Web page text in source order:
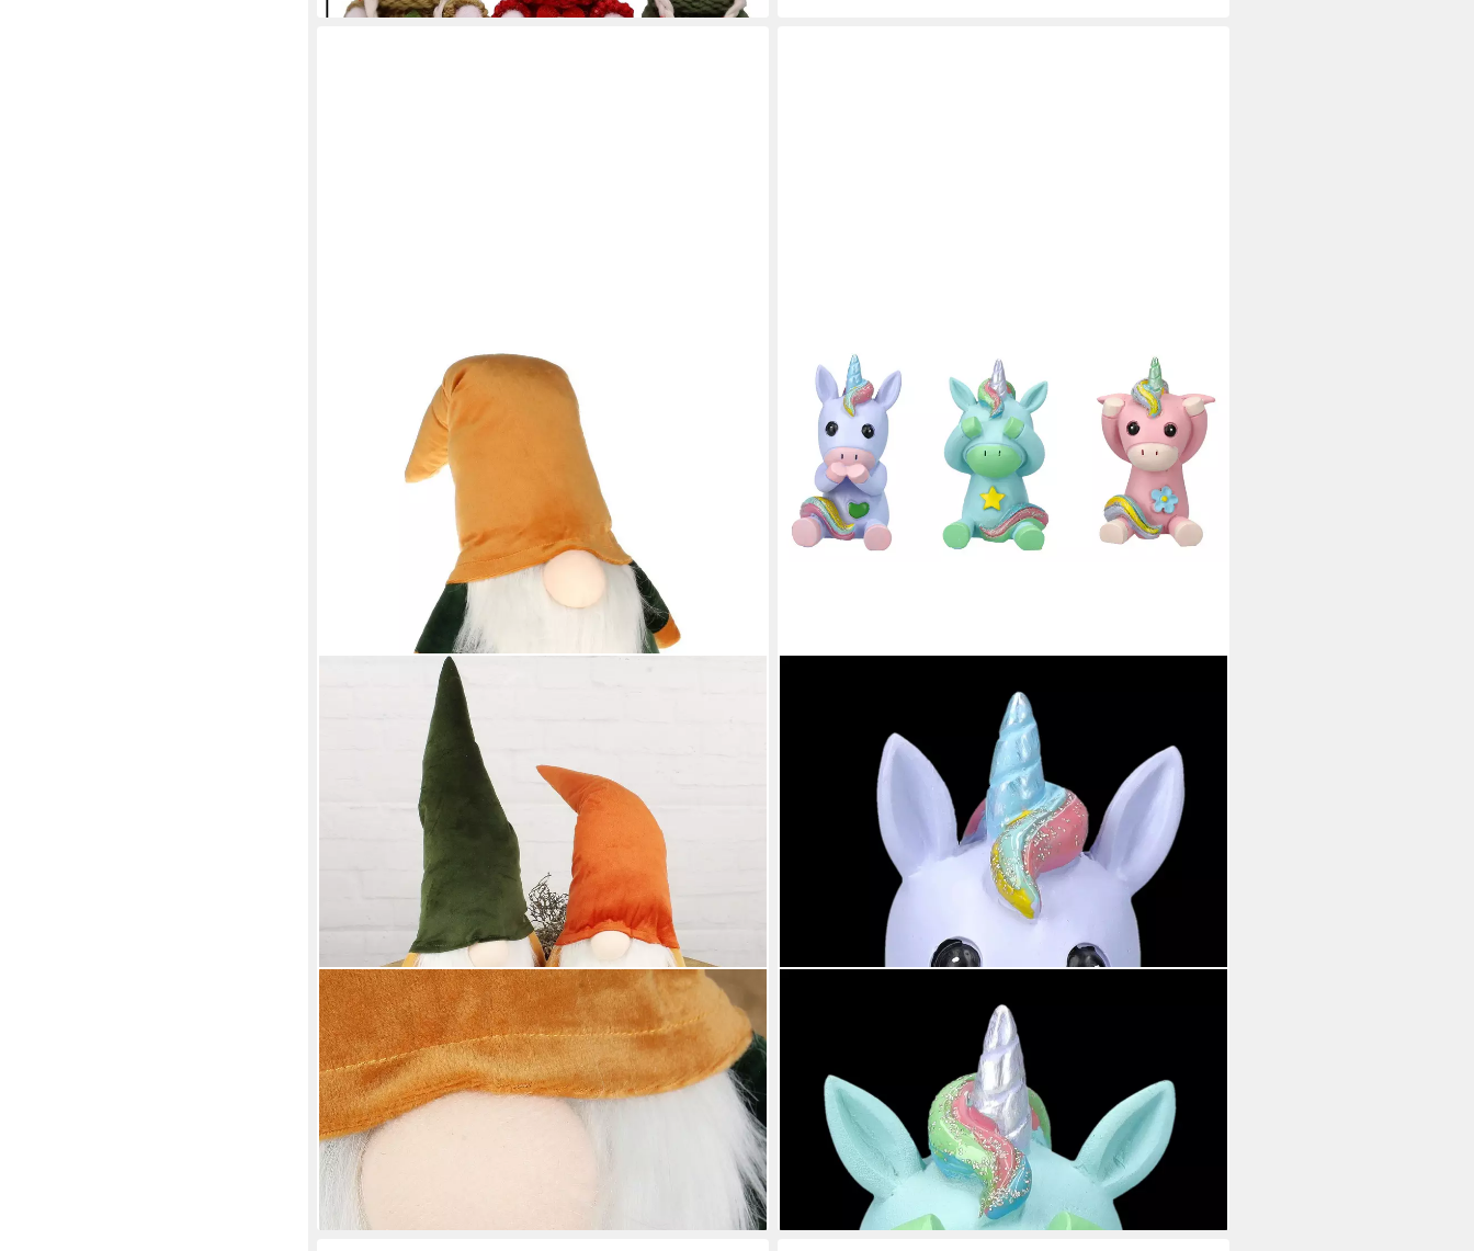
MACOSA HOME
Wichtel Weihnachtsdeko 50 cm Figur Stoff
Weihnachtswichtel XL Weihnachten (Wohnzimmer
Fensterdeko, Tischdeko Weihnachten Gnom), Dekowichtel
Weihnachtsdekoration Wichtelzwerg
14,99 € UVP
-25%
lieferbar - in 2-3 Werktagen bei dir
Dekofigur Süße Einhorn-Figuren 3er Set - Nichts Böses -
lieferbar - in 2-3 Werktagen bei dir